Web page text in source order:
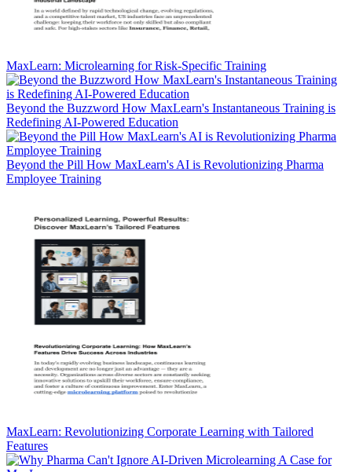
MaxLearn: Microlearning for Risk-Specific Training
Beyond the Buzzword How MaxLearn's Instantaneous Training is
Redefining AI-Powered Education
Beyond the Pill How MaxLearn's AI is Revolutionizing Pharma
Employee Training
MaxLearn: Revolutionizing Corporate Learning with Tailored
Features